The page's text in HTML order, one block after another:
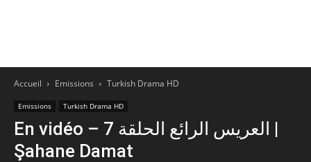
Accueil Emissions Turkish Drama HD
Emissions Turkish Drama HD
En vidéo – العريس الرائع الحلقة 7 |
Şahane Damat